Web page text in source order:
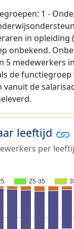
1 -
in opleiding
onbekend.
5 medewerkers
de functiegroep
vanuit de
leeftijd
per
25-35